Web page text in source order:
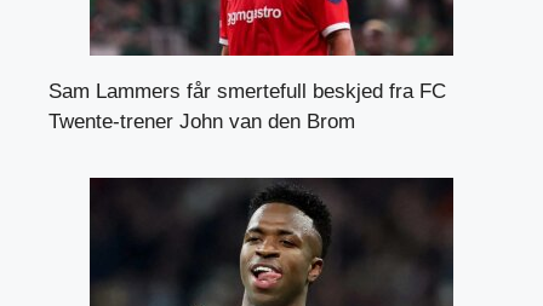
Sam Lammers får smertefull beskjed fra FC
Twente-trener John van den Brom